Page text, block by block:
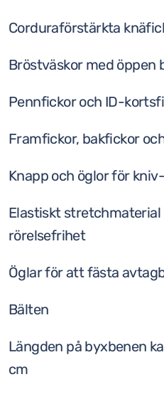
Corduraförstärkta
Bröstväskor med öppen
Pennfickor och ID-
Framfickor, bakfickor
Knapp och öglor för
Elastiskt
rörelsefrihet
Öglar för att fästa
Bälten
Längden på byxbenen
cm